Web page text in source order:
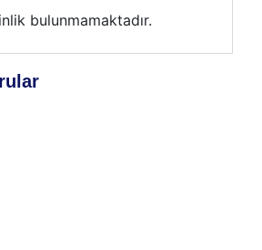
bulunmamaktadır.